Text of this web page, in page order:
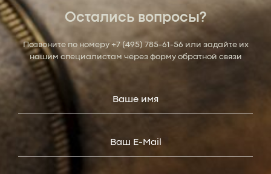
Остались вопросы?
Позвоните по номеру +7 (495) 785-61-56 или задайте их
нашим специалистам через форму обратной связи